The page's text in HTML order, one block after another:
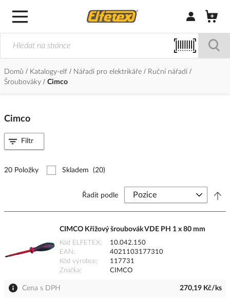
Přihlásit/
Domů Katalogy-elf Nářadí pro elektrikáře
Ruční nářadí
Šroubováky
Cimco
Cimco
20 Položky Skladem (20)
Řadit podle
CIMCO Křížový šroubovák VDE PH 1 x 80 mm
Kód ELFETEX
10.042.150
EAN
4021103177310
Kód výrobce
117731
Značka
CIMCO
Cena s DPH 270,19 Kč/ks
Filtr